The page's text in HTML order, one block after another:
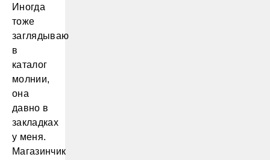
Иногда
тоже
заглядываю
в
каталог
молнии,
она
давно в
закладках
у меня.
Магазинчик